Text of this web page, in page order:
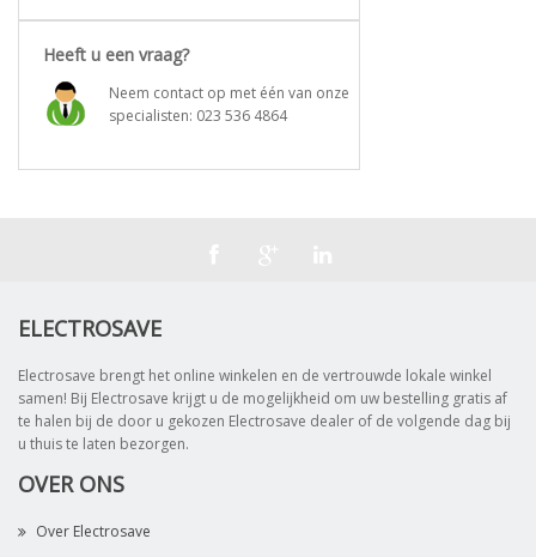
Heeft u een vraag?
Neem contact op met één van onze
specialisten: 023 536 4864
ELECTROSAVE
Electrosave brengt het online winkelen en de vertrouwde lokale winkel
samen! Bij Electrosave krijgt u de mogelijkheid om uw bestelling gratis af
te halen bij de door u gekozen Electrosave dealer of de volgende dag bij
u thuis te laten bezorgen.
OVER ONS
Over Electrosave